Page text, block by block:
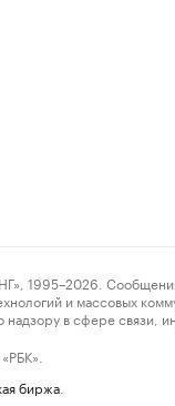
Сообщения и
и массовых
в сфере
биржа